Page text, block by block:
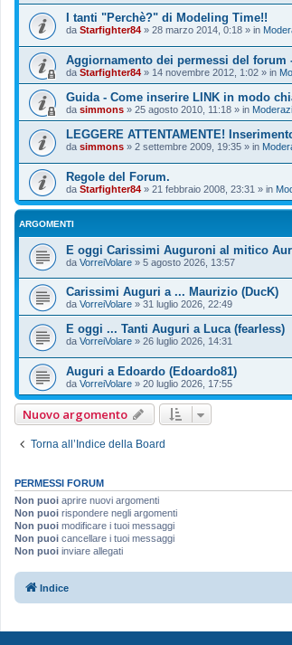
I tanti "Perchè?" di Modeling Time!!
da Starfighter84 » 28 marzo 2014, 0:18 » in
Aggiornamento dei permessi del forum
da Starfighter84 » 14 novembre 2012, 1:02 » in
Guida - Come inserire LINK in modo
da simmons » 25 agosto 2010, 11:18 » in
LEGGERE ATTENTAMENTE!
da simmons » 2 settembre 2009, 19:35 » in
Regole del Forum.
da Starfighter84 » 21 febbraio 2008, 23:31 » in
ARGOMENTI
E oggi Carissimi Auguroni al mitico
da VorreiVolare » 5 agosto 2026, 13:57
Carissimi Auguri a ... Maurizio (DucK)
da VorreiVolare » 31 luglio 2026, 22:49
E oggi ... Tanti Auguri a Luca (fearless)
da VorreiVolare » 26 luglio 2026, 14:31
Auguri a Edoardo (Edoardo81)
da VorreiVolare » 20 luglio 2026, 17:55
Nuovo argomento
Torna all’Indice della Board
PERMESSI FORUM
Non puoi aprire nuovi argomenti
Non puoi rispondere negli argomenti
Non puoi modificare i tuoi messaggi
Non puoi cancellare i tuoi messaggi
Non puoi inviare allegati
Indice